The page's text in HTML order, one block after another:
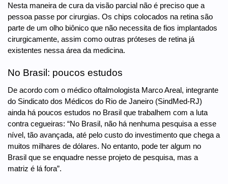
Nesta maneira de cura da visão parcial não é preciso que a
pessoa passe por cirurgias. Os chips colocados na retina são
parte de um olho biônico que não necessita de fios implantados
cirurgicamente, assim como outras próteses de retina já
existentes nessa área da medicina.
No Brasil: poucos estudos
De acordo com o médico oftalmologista Marco Areal, integrante
do Sindicato dos Médicos do Rio de Janeiro (SindMed-RJ)
ainda há poucos estudos no Brasil que trabalhem com a luta
contra cegueiras: “No Brasil, não há nenhuma pesquisa a esse
nível, tão avançada, até pelo custo do investimento que chega a
muitos milhares de dólares. No entanto, pode ter algum no
Brasil que se enquadre nesse projeto de pesquisa, mas a
matriz é lá fora”.